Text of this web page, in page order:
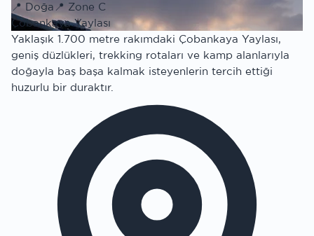
📍 Doğa 📍 Zone C
Çobankaya Yaylası
Yaklaşık 1.700 metre rakımdaki Çobankaya Yaylası,
geniş düzlükleri, trekking rotaları ve kamp alanlarıyla
doğayla baş başa kalmak isteyenlerin tercih ettiği
huzurlu bir duraktır.